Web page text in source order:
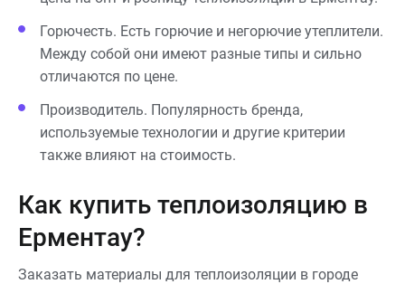
Горючесть. Есть горючие и негорючие утеплители.
Между собой они имеют разные типы и сильно
отличаются по цене.
Производитель. Популярность бренда,
используемые технологии и другие критерии
также влияют на стоимость.
Как купить теплоизоляцию в
Ерментау?
Заказать материалы для теплоизоляции в городе